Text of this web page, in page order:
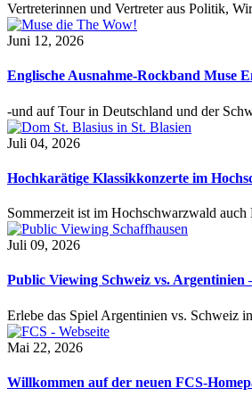
Vertreterinnen und Vertreter aus Politik,
Juni 12, 2026
Englische Ausnahme-Rockband Muse
-und auf Tour in Deutschland und der
Juli 04, 2026
Hochkarätige Klassikkonzerte im
Sommerzeit ist im Hochschwarzwald
Juli 09, 2026
Public Viewing Schweiz vs. Argentinien
Erlebe das Spiel Argentinien vs. Schweiz
Mai 22, 2026
Willkommen auf der neuen FCS-